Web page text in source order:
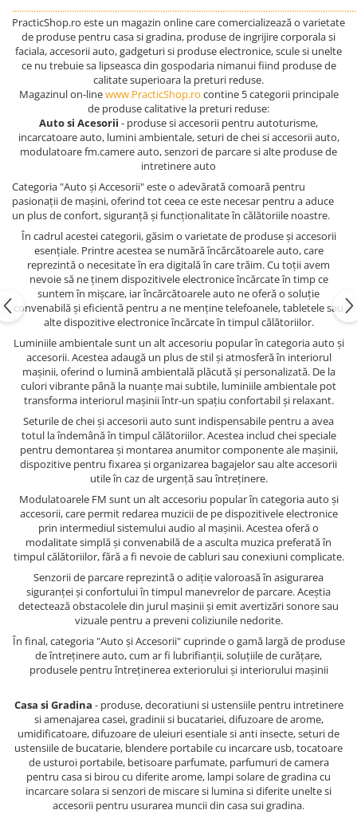
PracticShop.ro este un magazin online care comercializează o varietate
de produse pentru casa si gradina, produse de ingrijire corporala si
faciala, accesorii auto, gadgeturi si produse electronice, scule si unelte
ce nu trebuie sa lipseasca din gospodaria nimanui fiind produse de
calitate superioara la preturi reduse.
Magazinul on-linewww.PracticShop.ro contine 5 categorii principale
de produse calitative la preturi reduse:
Auto si Acesorii - produse si accesorii pentru autoturisme,
incarcatoare auto, lumini ambientale, seturi de chei si accesorii auto,
modulatoare fm.camere auto, senzori de parcare si alte produse de
intretinere auto
Categoria "Auto și Accesorii" este o adevărată comoară pentru
pasionații de mașini, oferind tot ceea ce este necesar pentru a aduce
un plus de confort, siguranță și funcționalitate în călătoriile noastre.
În cadrul acestei categorii, găsim o varietate de produse și accesorii
esențiale. Printre acestea se numără încărcătoarele auto, care
reprezintă o necesitate în era digitală în care trăim. Cu toții avem
nevoie să ne ținem dispozitivele electronice încărcate în timp ce
suntem în mișcare, iar încărcătoarele auto ne oferă o soluție
convenabilă și eficientă pentru a ne menține telefoanele, tabletele sau
alte dispozitive electronice încărcate în timpul călătoriilor.
Luminiile ambientale sunt un alt accesoriu popular în categoria auto și
accesorii. Acestea adaugă un plus de stil și atmosferă în interiorul
mașinii, oferind o lumină ambientală plăcută și personalizată. De la
culori vibrante până la nuanțe mai subtile, luminiile ambientale pot
transforma interiorul mașinii într-un spațiu confortabil și relaxant.
Seturile de chei și accesorii auto sunt indispensabile pentru a avea
totul la îndemână în timpul călătoriilor. Acestea includ chei speciale
pentru demontarea și montarea anumitor componente ale mașinii,
dispozitive pentru fixarea și organizarea bagajelor sau alte accesorii
utile în caz de urgență sau întreținere.
Modulatoarele FM sunt un alt accesoriu popular în categoria auto și
accesorii, care permit redarea muzicii de pe dispozitivele electronice
prin intermediul sistemului audio al mașinii. Acestea oferă o
modalitate simplă și convenabilă de a asculta muzica preferată în
timpul călătoriilor, fără a fi nevoie de cabluri sau conexiuni complicate.
Senzorii de parcare reprezintă o adiție valoroasă în asigurarea
siguranței și confortului în timpul manevrelor de parcare. Aceștia
detectează obstacolele din jurul mașinii și emit avertizări sonore sau
vizuale pentru a preveni coliziunile nedorite.
În final, categoria "Auto și Accesorii" cuprinde o gamă largă de produse
de întreținere auto, cum ar fi lubrifianții, soluțiile de curățare,
produsele pentru întreținerea exteriorului și interiorului mașinii
Casa si Gradina - produse, decoratiuni si ustensiile pentru intretinere
si amenajarea casei, gradinii si bucatariei, difuzoare de arome,
umidificatoare, difuzoare de uleiuri esentiale si anti insecte, seturi de
ustensiile de bucatarie, blendere portabile cu incarcare usb, tocatoare
de usturoi portabile, betisoare parfumate, parfumuri de camera
pentru casa si birou cu diferite arome, lampi solare de gradina cu
incarcare solara si senzori de miscare si lumina si diferite unelte si
accesorii pentru usurarea muncii din casa sui gradina.